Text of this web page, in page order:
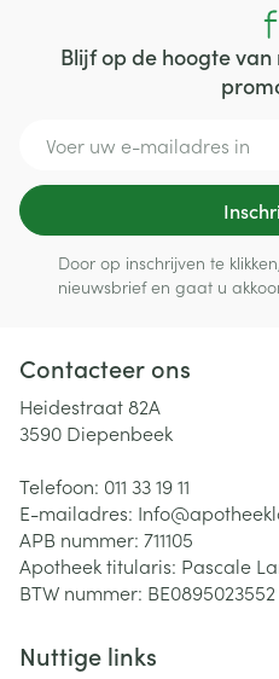
Blijf op de hoogte
Door op inschrijven te
nieuwsbrief en gaat u
Contacteer ons
Heidestraat 82A
3590 Diepenbeek
Telefoon: 011 33 19 11
E-mailadres: Info@
APB nummer: 711105
Apotheek titularis: Pascale
BTW nummer: BE0895023552
Nuttige links